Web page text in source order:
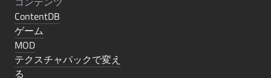
ContentDB
ゲーム
MOD
テクスチャパックで変え
る